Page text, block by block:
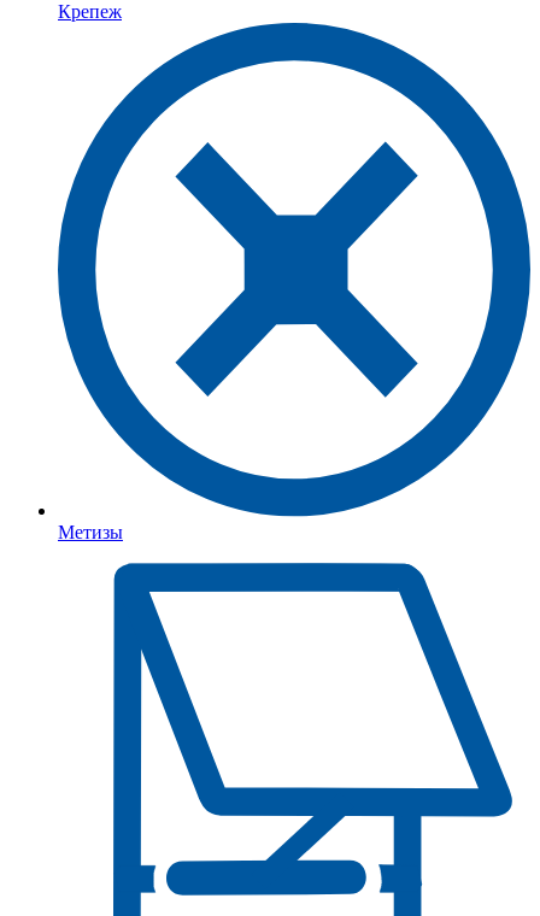
Крепеж
Метизы